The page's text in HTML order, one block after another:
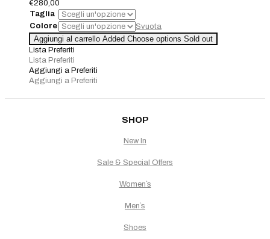
€280,00
Taglia
Colore
Svuota
Abito
Susanna
Rivieri
quantità
Aggiungi al carrello Added Choose options Sold out
Lista Preferiti
Lista Preferiti
Aggiungi a Preferiti
Aggiungi a Preferiti
SHOP
New In
Sale & Special Offers
Women`s
Men`s
Shoes